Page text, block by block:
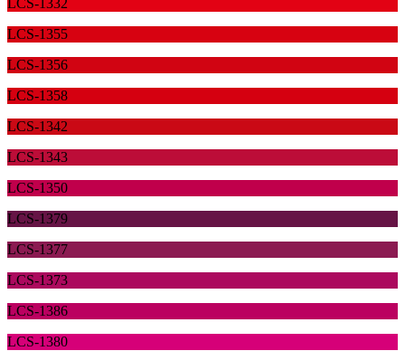
LCS-1332
LCS-1355
LCS-1356
LCS-1358
LCS-1342
LCS-1343
LCS-1350
LCS-1379
LCS-1377
LCS-1373
LCS-1386
LCS-1380